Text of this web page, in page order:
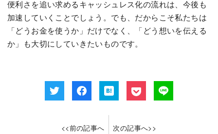
便利さを追い求めるキャッシュレス化の流れは、今後も
加速していくことでしょう。でも、だからこそ私たちは
「どうお金を使うか」だけでなく、「どう想いを伝える
か」も大切にしていきたいものです。
<<前の記事へ 次の記事へ>>